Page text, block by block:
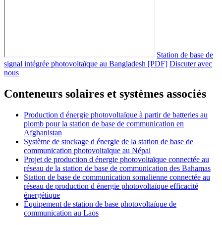
Station de base de
signal intégrée photovoltaïque au Bangladesh [PDF] Discuter avec
nous
Conteneurs solaires et systèmes associés
Production d énergie photovoltaïque à partir de batteries au
plomb pour la station de base de communication en
Afghanistan
Système de stockage d énergie de la station de base de
communication photovoltaïque au Népal
Projet de production d énergie photovoltaïque connectée au
réseau de la station de base de communication des Bahamas
Station de base de communication somalienne connectée au
réseau de production d énergie photovoltaïque efficacité
énergétique
Équipement de station de base photovoltaïque de
communication au Laos